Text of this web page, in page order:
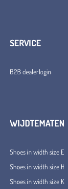
SERVICE
B2B dealerlogin
WIJDTEMATEN
Shoes in width size E
Shoes in width size H
Shoes in width size K